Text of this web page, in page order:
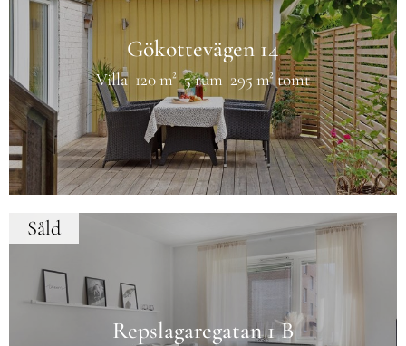
Gökottevägen 14
Villa 120 m² 5 rum 295 m² tomt
Repslagaregatan 1 B
Såld